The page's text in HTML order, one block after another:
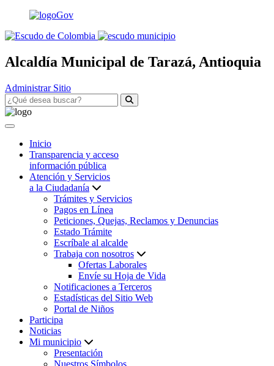
Alcaldía Municipal de Tarazá, Antioquia
Administrar Sitio
Inicio
Transparencia y acceso
información pública
Atención y Servicios
a la Ciudadanía
Trámites y Servicios
Pagos en Línea
Peticiones, Quejas, Reclamos y Denuncias
Estado Trámite
Escríbale al alcalde
Trabaja con nosotros
Ofertas Laborales
Envíe su Hoja de Vida
Notificaciones a Terceros
Estadísticas del Sitio Web
Portal de Niños
Participa
Noticias
Mi municipio
Presentación
Nuestros Símbolos